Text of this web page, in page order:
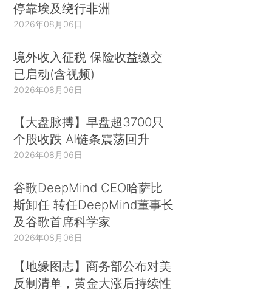
停靠埃及绕行非洲
2026年08月06日
境外收入征税 保险收益缴交
已启动(含视频)
2026年08月06日
【大盘脉搏】早盘超3700只
个股收跌 AI链条震荡回升
2026年08月06日
谷歌DeepMind CEO哈萨比
斯卸任 转任DeepMind董事长
及谷歌首席科学家
2026年08月06日
【地缘图志】商务部公布对美
反制清单，黄金大涨后持续性